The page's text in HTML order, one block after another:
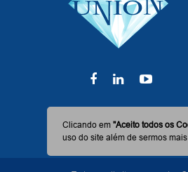
Clicando em"Aceito todos os
uso do site além de sermos